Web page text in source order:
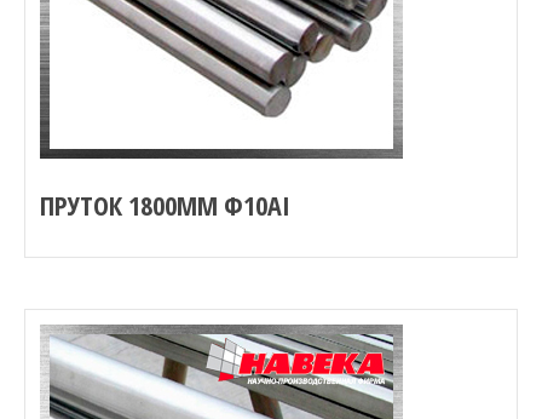
ПРУТОК 1800ММ Ф10АI